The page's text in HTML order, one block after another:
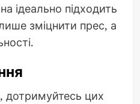
ідеально підходить
зміцнити прес, а
цих